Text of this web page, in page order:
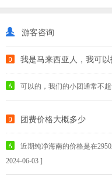
游客咨询
我是马来西亚人，我可
可以的，我们的小团通常不
团费价格大概多少
近期纯净海南的价格是在
2024-06-03 ]